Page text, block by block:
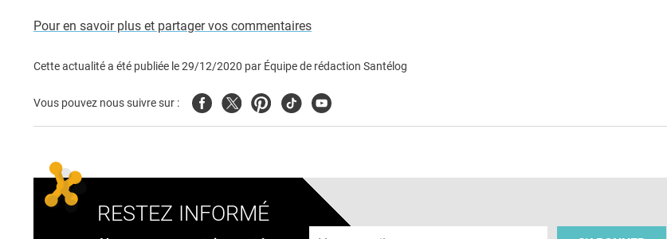
Pour en savoir plus et partager vos commentaires
Cette actualité a été publiée le29/12/2020 par Équipe de rédaction Santélog
Vous pouvez nous suivre sur : FacebookTwitterPinterest
TiktokYoutube
RESTEZ INFORMÉ
Adresse e-mail